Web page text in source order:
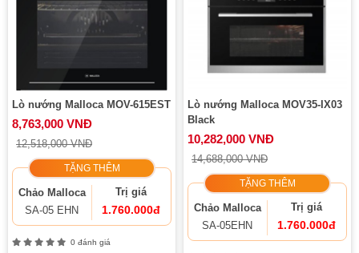
Lò nướng Malloca MOV-615EST
8,763,000 VNĐ
12,518,000 VNĐ
TẶNG THÊM
Chảo Malloca
SA-05 EHN
Trị giá
1.760.000đ
0 đánh giá
Lò nướng Malloca MOV35-IX03
Black
10,282,000 VNĐ
14,688,000 VNĐ
TẶNG THÊM
Chảo Malloca
SA-05EHN
Trị giá
1.760.000đ